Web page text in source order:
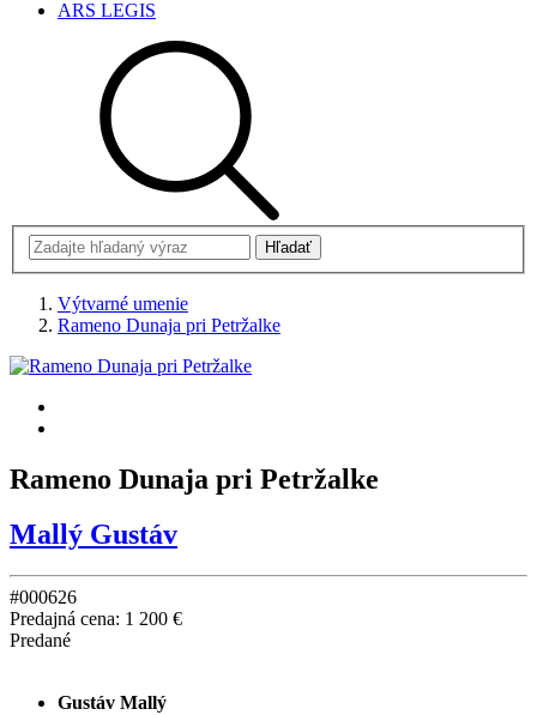
ARS LEGIS
Výtvarné umenie
Rameno Dunaja pri Petržalke
Rameno Dunaja pri Petržalke
Mallý Gustáv
#000626
Predajná cena: 1 200 €
Predané
Gustáv Mallý